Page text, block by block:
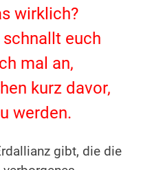
wirklich?
euch
mal an,
kurz davor,
werden.
gibt, die die